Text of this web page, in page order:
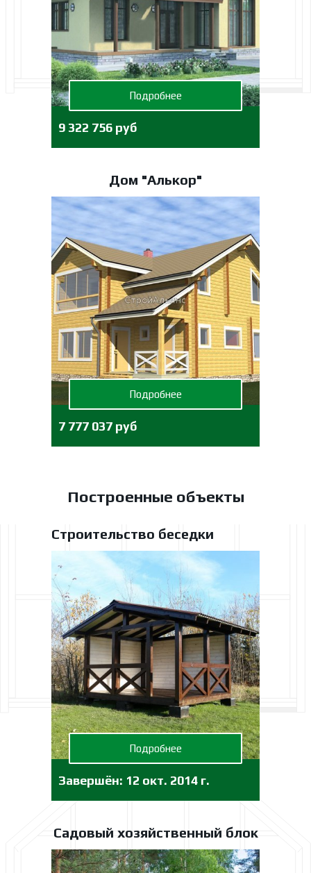
9 322 756 руб
Подробнее
Дом "Алькор"
7 777 037 руб
Подробнее
Построенные объекты
Садовый хозяйственный блок
Строительство беседки
Завершён: 12 окт. 2014 г.
Подробнее